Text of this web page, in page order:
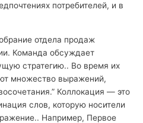
потребителей, и в
отдела продаж
Команда обсуждает
стратегию.. Во время их
множество выражений,
Коллокация — это
слов, которую носители
Например, Первое